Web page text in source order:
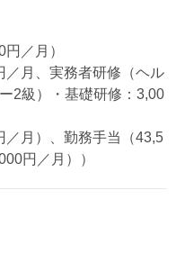
／月）
／月、実務者研修（ヘル
2級）・基礎研修：3,00
／月）、勤務手当（43,5
円／月））